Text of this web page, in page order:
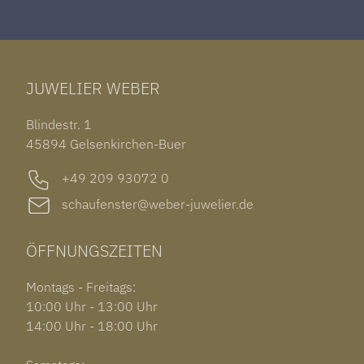
IWC PORTUGIESER
ARMSCHMUCK
OHRSCHMUCK
OUT OF COLLECTION
TAG HEUER CARRERA
ROLEX SUBMARINER DATE
GARMIN VENU 3S
JUWELIER WEBER
Blindestr. 1
45894 Gelsenkirchen-Buer
+49 209 93072 0
schaufenster@weber-juwelier.de
ÖFFNUNGSZEITEN
Montags - Freitags:
10:00 Uhr - 13:00 Uhr
14:00 Uhr - 18:00 Uhr